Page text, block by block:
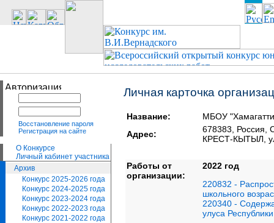
Восстановление пароля
Регистрация на сайте
О Конкурсе
Личный кабинет участника
Архив
Конкурс 2025-2026 года
Конкурс 2024-2025 года
Конкурс 2023-2024 года
Конкурс 2022-2023 года
Конкурс 2021-2022 года
Личная карточка
Название:
МБОУ
Адрес:
678383,
КРЕСТ-КЫТЫЛ,
Работы от
организации:
2022 год
220832 -
школьного
220340 -
улуса